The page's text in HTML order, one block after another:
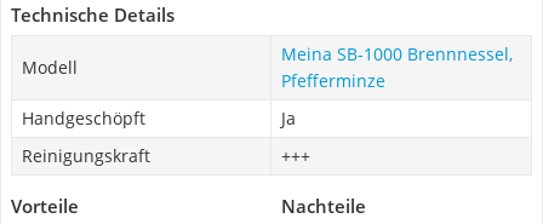
Technische Details
Modell
Meina SB-1000 Brennnessel,
Pfefferminze
Handgeschöpft
Ja
Reinigungskraft
+++
Vorteile Nachteile